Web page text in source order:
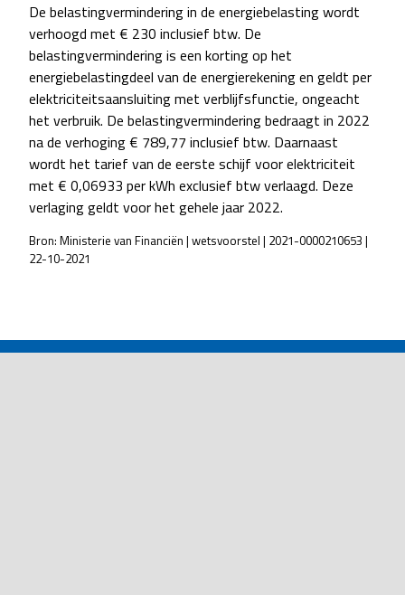
De belastingvermindering in de energiebelasting wordt
verhoogd met € 230 inclusief btw. De
belastingvermindering is een korting op het
energiebelastingdeel van de energierekening en geldt per
elektriciteitsaansluiting met verblijfsfunctie, ongeacht
het verbruik. De belastingvermindering bedraagt in 2022
na de verhoging € 789,77 inclusief btw. Daarnaast
wordt het tarief van de eerste schijf voor elektriciteit
met € 0,06933 per kWh exclusief btw verlaagd. Deze
verlaging geldt voor het gehele jaar 2022.
Bron: Ministerie van Financiën | wetsvoorstel | 2021-0000210653 |
22-10-2021
NAVIGATION